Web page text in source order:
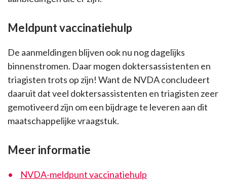
Meldpunt vaccinatiehulp
De aanmeldingen blijven ook nu nog dagelijks
binnenstromen. Daar mogen doktersassistenten en
triagisten trots op zijn! Want de NVDA concludeert
daaruit dat veel doktersassistenten en triagisten zeer
gemotiveerd zijn om een bijdrage te leveren aan dit
maatschappelijke vraagstuk.
Meer informatie
NVDA-meldpunt vaccinatiehulp